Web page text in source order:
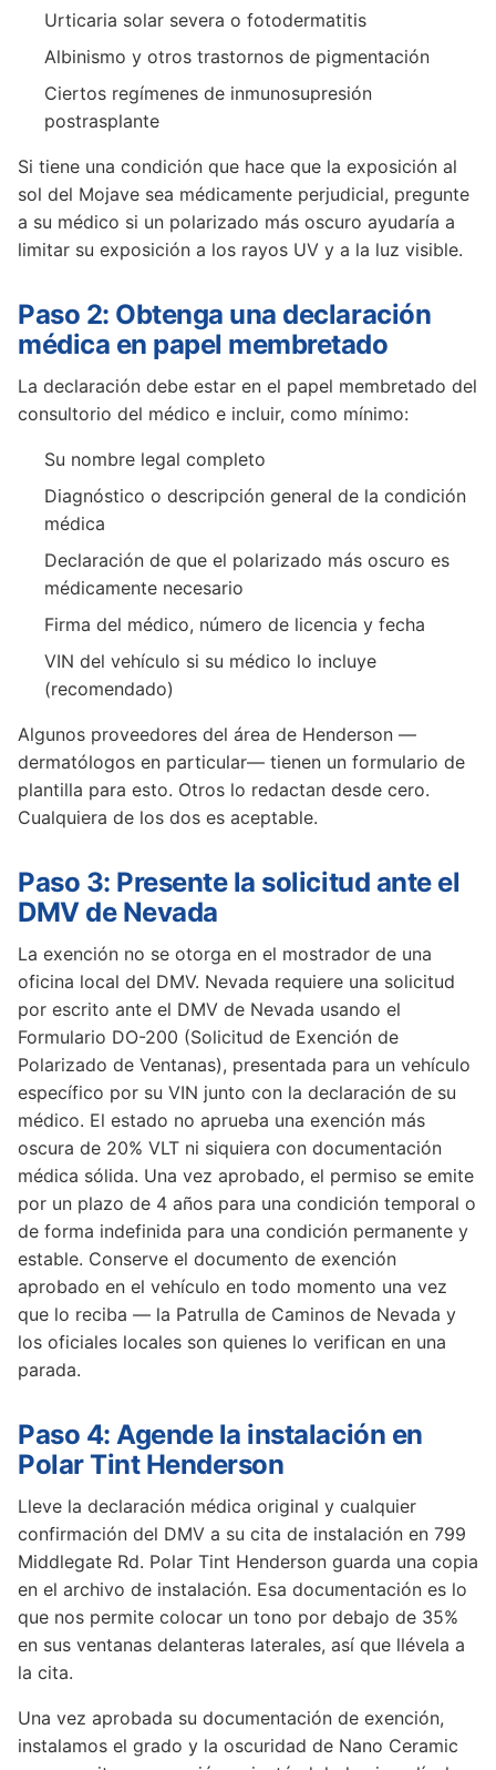
Urticaria solar severa o fotodermatitis
Albinismo y otros trastornos de pigmentación
Ciertos regímenes de inmunosupresión
postrasplante
Si tiene una condición que hace que la exposición al
sol del Mojave sea médicamente perjudicial, pregunte
a su médico si un polarizado más oscuro ayudaría a
limitar su exposición a los rayos UV y a la luz visible.
Paso 2: Obtenga una declaración
médica en papel membretado
La declaración debe estar en el papel membretado del
consultorio del médico e incluir, como mínimo:
Su nombre legal completo
Diagnóstico o descripción general de la condición
médica
Declaración de que el polarizado más oscuro es
médicamente necesario
Firma del médico, número de licencia y fecha
VIN del vehículo si su médico lo incluye
(recomendado)
Algunos proveedores del área de Henderson —
dermatólogos en particular— tienen un formulario de
plantilla para esto. Otros lo redactan desde cero.
Cualquiera de los dos es aceptable.
Paso 3: Presente la solicitud ante el
DMV de Nevada
La exención no se otorga en el mostrador de una
oficina local del DMV. Nevada requiere una solicitud
por escrito ante el DMV de Nevada usando el
Formulario DO-200 (Solicitud de Exención de
Polarizado de Ventanas), presentada para un vehículo
específico por su VIN junto con la declaración de su
médico. El estado no aprueba una exención más
oscura de 20% VLT ni siquiera con documentación
médica sólida. Una vez aprobado, el permiso se emite
por un plazo de 4 años para una condición temporal o
de forma indefinida para una condición permanente y
estable. Conserve el documento de exención
aprobado en el vehículo en todo momento una vez
que lo reciba — la Patrulla de Caminos de Nevada y
los oficiales locales son quienes lo verifican en una
parada.
Paso 4: Agende la instalación en
Polar Tint Henderson
Lleve la declaración médica original y cualquier
confirmación del DMV a su cita de instalación en 799
Middlegate Rd. Polar Tint Henderson guarda una copia
en el archivo de instalación. Esa documentación es lo
que nos permite colocar un tono por debajo de 35%
en sus ventanas delanteras laterales, así que llévela a
la cita.
Una vez aprobada su documentación de exención,
instalamos el grado y la oscuridad de Nano Ceramic